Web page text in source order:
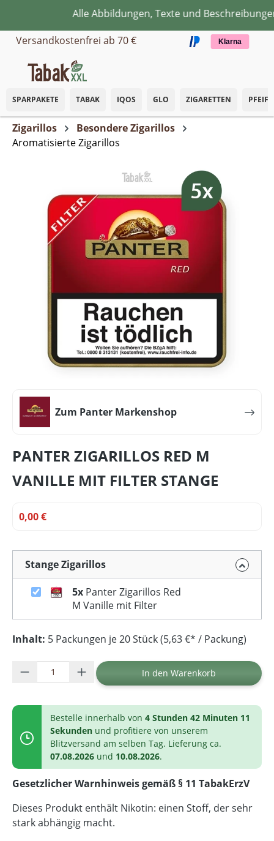
Zum Hauptinhalt springenAlle Abbildungen, Texte und
Versandkostenfrei ab 70 €
Klarna
SPARPAKETE TABAK IQOS GLO ZIGARETTEN
Zigarillos
Besondere Zigarillos
Aromatisierte Zigarillos
Zum Panter Markenshop
PANTER ZIGARILLOS RED M
VANILLE MIT FILTER STANGE
0,00 €
Stange Zigarillos
5x Panter Zigarillos Red
M Vanille mit Filter
Inhalt: 5 Packungen je 20 Stück (5,63 €* / Packung)
Produkt Anzahl: Gib den gewünschten
In den Warenkorb
Bestelle innerhalb von 4 Stunden 42 Minuten 11
Sekunden und profitiere von unserem
Blitzversand am selben Tag. Lieferung ca.
07.08.2026 und 10.08.2026.
Gesetzlicher Warnhinweis gemäß § 11 TabakErzV
Dieses Produkt enthält Nikotin: einen Stoff, der sehr
stark abhängig macht.